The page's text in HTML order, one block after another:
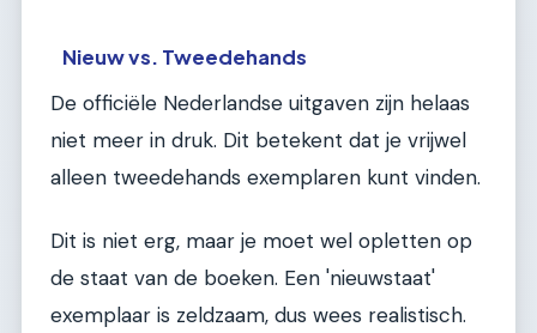
Nieuw vs. Tweedehands
De officiële Nederlandse uitgaven zijn helaas
niet meer in druk. Dit betekent dat je vrijwel
alleen tweedehands exemplaren kunt vinden.
Dit is niet erg, maar je moet wel opletten op
de staat van de boeken. Een 'nieuwstaat'
exemplaar is zeldzaam, dus wees realistisch.